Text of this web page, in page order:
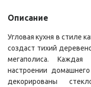
Описание
Угловая кухня в стиле
создаст тихий
мегаполиса.
настроении
декорированы